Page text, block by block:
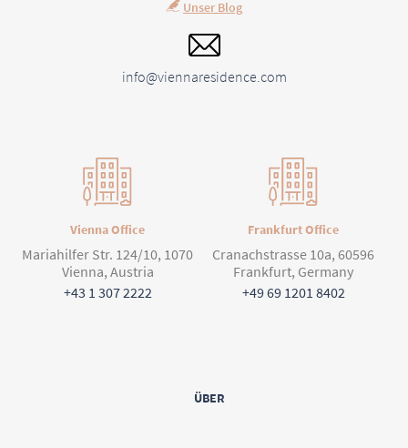
Unser Blog
info@viennaresidence.com
Vienna Office
Mariahilfer Str. 124/10, 1070
Vienna, Austria
+43 1 307 2222
Frankfurt Office
Cranachstrasse 10a, 60596
Frankfurt, Germany
+49 69 1201 8402
ÜBER